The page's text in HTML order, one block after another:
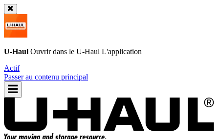
U-Haul Ouvrir dans le U-Haul L'application
Actif
Passer au contenu principal